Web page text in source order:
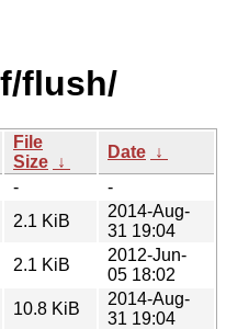
flush/
File
Size ↓
Date ↓
-
-
2.1 KiB
2014-Aug-
31 19:04
2.1 KiB
2012-Jun-
05 18:02
10.8 KiB
2014-Aug-
31 19:04